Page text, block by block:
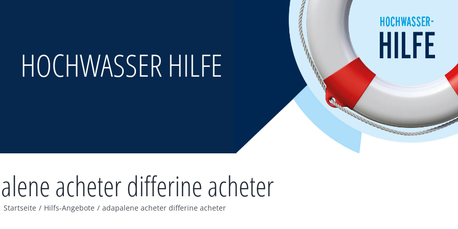
HOCHWASSER HILFE
acheter differine acheter
Startseite / Hilfs-Angebote / adapalene acheter differine acheter